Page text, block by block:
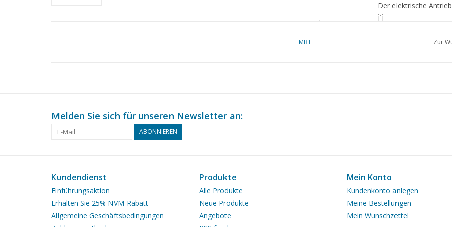
Der elektrische
Anmerkungen
Ì´Ì_
MBT Zur
Melden Sie sich für unseren Newsletter an:
ABONNIEREN
Kundendienst
Einführungsaktion
Erhalten Sie 25% NVM-Rabatt
Allgemeine Geschäftsbedingungen
Produkte
Alle Produkte
Neue Produkte
Angebote
Mein Konto
Kundenkonto anlegen
Meine Bestellungen
Mein Wunschzettel